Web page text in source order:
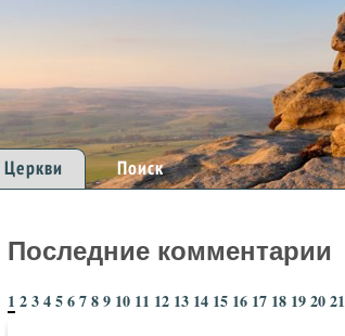
Церкви Поиск
Последние комментарии
1 2 3 4 5 6 7 8 9 10 11 12 13 14 15 16 17 18 19 20 21